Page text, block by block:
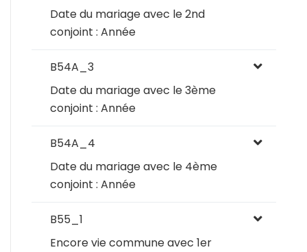
Date du mariage avec le 2nd
conjoint : Année
B54A_3
Date du mariage avec le 3ème
conjoint : Année
B54A_4
Date du mariage avec le 4ème
conjoint : Année
B55_1
Encore vie commune avec 1er